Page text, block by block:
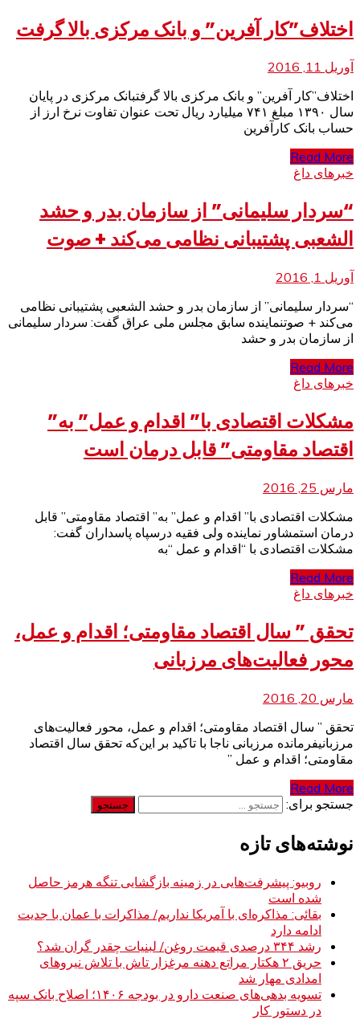
اختلاف”کار آفرین” و بانک مرکزی بالا گرفت
آوریل 11, 2016
اختلاف”کار آفرین” و بانک مرکزی بالا گرفتبانک مرکزی در پایان
سال ۱۳۹۰ مبلغ ۷۴۱ میلیارد ریال تحت عنوان تفاوت نرخ ارز از
حساب بانک کارآفرین
Read More
خبرهای داغ
“سردار سلیمانی” از سازمان بدر و حشد
الشعبی پشتیبانی نظامی می‌کند + صوت
آوریل 1, 2016
“سردار سلیمانی” از سازمان بدر و حشد الشعبی پشتیبانی نظامی
می‌کند + صوتنماینده سابق مجلس ملی عراق گفت: سردار سلیمانی
از سازمان بدر و حشد
Read More
خبرهای داغ
مشکلات اقتصادی با” اقدام و عمل” به”
اقتصاد مقاومتی” قابل درمان است
مارس 25, 2016
مشکلات اقتصادی با” اقدام و عمل” به” اقتصاد مقاومتی” قابل
درمان استمشاور نماینده ولی فقیه درسپاه پاسداران گفت:
مشکلات اقتصادی با “اقدام و عمل “به
Read More
خبرهای داغ
تحقق ” سال اقتصاد مقاومتی؛ اقدام و عمل‌،
محور فعالیت‌های مرزبانی
مارس 20, 2016
تحقق ” سال اقتصاد مقاومتی؛ اقدام و عمل‌، محور فعالیت‌های
مرزبانیفرمانده مرزبانی ناجا با تاکید بر این‌که تحقق سال اقتصاد
مقاومتی‌؛ اقدام و عمل ”
Read More
جستجو برای:
نوشته‌های تازه
روبیو: پیشرفت‌هایی در زمینه بازگشایی تنگه هرمز حاصل
شده است
بقائی: مذاکره‌ای با آمریکا نداریم/ مذاکرات با عمان با جدیت
ادامه دارد
رشد ۳۴۴ درصدی قیمت روغن/ لبنیات چقدر گران شد؟
حریق ۲ هکتار مراتع دهنه مرغزار تاش با تلاش نیروهای
امدادی مهار شد
تسویه بدهی‌های صنعت دارو در بودجه ۱۴۰۶؛ اصلاح بانک سپه
در دستور کار